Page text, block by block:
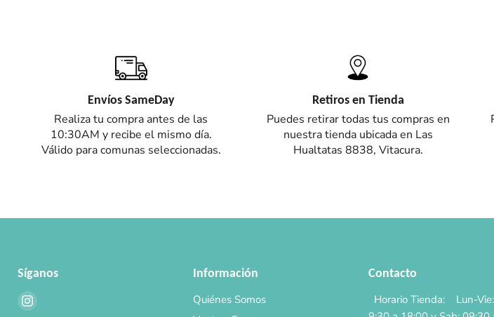
Envíos SameDay
Realiza tu compra antes de las
10:30AM y recibe el mismo día.
Válido para comunas seleccionadas.
Retiros en Tienda
Puedes retirar todas tus compras en
nuestra tienda ubicada en Las
Hualtatas 8838, Vitacura.
Síganos
Encuéntrenos
Información
Quiénes Somos
Contacto
Horario Tienda: Lun-Vie: